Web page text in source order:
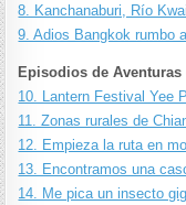
8. Kanchanaburi, Río
9. Adios Bangkok rumbo
Episodios de Aventuras
10. Lantern Festival Yee
11. Zonas rurales de
12. Empieza la ruta en
13. Encontramos una
14. Me pica un insecto